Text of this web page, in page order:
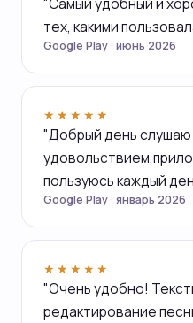
тех, какими
Google Play · июнь 2026
★★★★★
"Добрый день слушаю
пользуюсь каждый
Google Play · январь 2026
★★★★★
"Очень удобно!
редактирование